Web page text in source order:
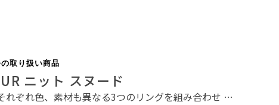
取り扱い商品
ニット スヌード
ぞれ色、素材も異なる3つのリングを組み合わせ …